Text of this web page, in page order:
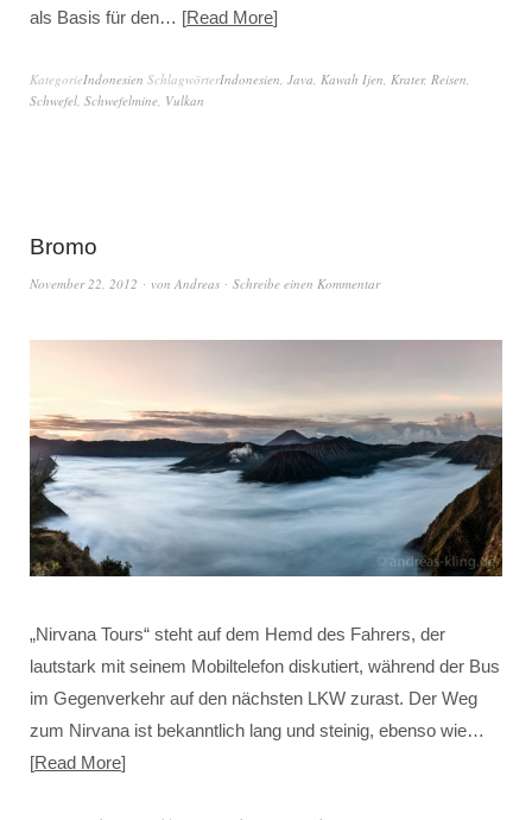
als Basis für den…
Read More
KategorieIndonesien SchlagwörterIndonesien, Java, Kawah Ijen, Krater, Reisen,
Schwefel, Schwefelmine, Vulkan
Bromo
November 22, 2012 von Andreas Schreibe einen Kommentar
„Nirvana Tours“ steht auf dem Hemd des Fahrers, der
lautstark mit seinem Mobiltelefon diskutiert, während der Bus
im Gegenverkehr auf den nächsten LKW zurast. Der Weg
zum Nirvana ist bekanntlich lang und steinig, ebenso wie…
Read More